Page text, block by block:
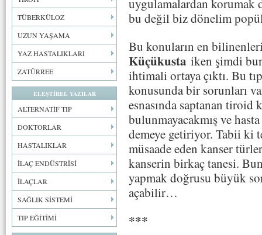
TÜBERKÜLOZ
UZUN YAŞAMA
YAZ HASTALIKLARI
ZATÜRREE
ELEŞTİREL YAZILAR
ALTERNATİF TIP
DOKTORLAR
HASTALIKLAR
İLAÇ ENDÜSTRİSİ
İLAÇLAR
SAĞLIK SİSTEMİ
TIP EĞİTİMİ
bu değil biz dönelim
Bu konuların en
Küçükusta iken şimdi
ihtimali ortaya çıktı. Bu
konusunda bir sorunları
esnasında saptanan tiroid
bulunmayacakmış ve
demeye getiriyor. Tabii ki
müsaade eden kanser
kanserin birkaç tanesi.
yapmak doğrusu büyük
açabilir…
***